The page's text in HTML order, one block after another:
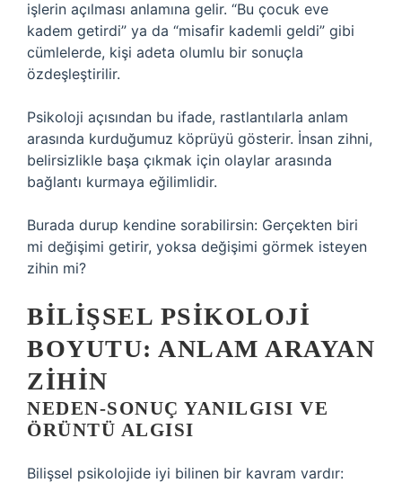
işlerin açılması anlamına gelir. “Bu çocuk eve
kadem getirdi” ya da “misafir kademli geldi” gibi
cümlelerde, kişi adeta olumlu bir sonuçla
özdeşleştirilir.
Psikoloji açısından bu ifade, rastlantılarla anlam
arasında kurduğumuz köprüyü gösterir. İnsan zihni,
belirsizlikle başa çıkmak için olaylar arasında
bağlantı kurmaya eğilimlidir.
Burada durup kendine sorabilirsin: Gerçekten biri
mi değişimi getirir, yoksa değişimi görmek isteyen
zihin mi?
BILIŞSEL PSIKOLOJI
BOYUTU: ANLAM ARAYAN
ZIHIN
NEDEN-SONUÇ YANILGISI VE
ÖRÜNTÜ ALGISI
Bilişsel psikolojide iyi bilinen bir kavram vardır: